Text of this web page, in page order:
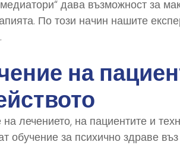
дава възможност за
По този начин нашите
на
лечението, на пациентите и
обучение за психично здраве